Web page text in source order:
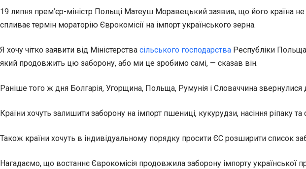
19 липня прем’єр-міністр Польщі Матеуш Моравецький заявив, що його країна
спливає термін мораторію Єврокомісії на імпорт українського зерна.
Я хочу чітко заявити від Міністерства сільського господарства Республіки
який продовжить цю заборону, або ми це зробимо самі, — сказав він.
Раніше того ж дня Болгарія, Угорщина, Польща, Румунія і Словаччина
Країни хочуть залишити заборону на імпорт пшениці, кукурудзи, насіння ріпаку
Також країни хочуть в індивідуальному порядку просити ЄС розширити список
Нагадаємо, що востаннє Єврокомісія продовжила заборону імпорту української